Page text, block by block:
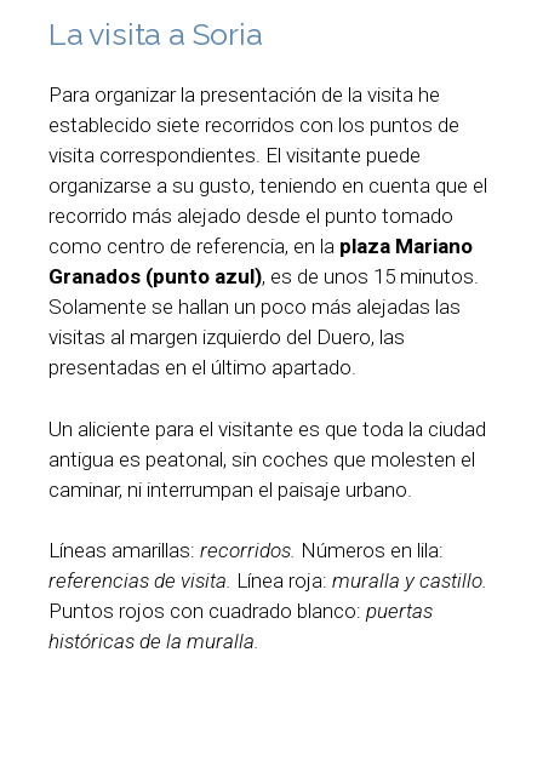
La visita a Soria
Para organizar la presentación de la visita he
establecido siete recorridos con los puntos de
visita correspondientes. El visitante puede
organizarse a su gusto, teniendo en cuenta que el
recorrido más alejado desde el punto tomado
como centro de referencia, en la plaza Mariano
Granados (punto azul), es de unos 15 minutos.
Solamente se hallan un poco más alejadas las
visitas al margen izquierdo del Duero, las
presentadas en el último apartado.
Un aliciente para el visitante es que toda la ciudad
antigua es peatonal, sin coches que molesten el
caminar, ni interrumpan el paisaje urbano.
Líneas amarillas: recorridos. Números en lila:
referencias de visita. Línea roja: muralla y castillo.
Puntos rojos con cuadrado blanco: puertas
históricas de la muralla.